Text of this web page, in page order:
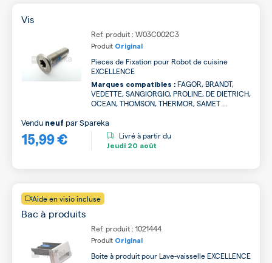
Vis
Ref. produit : W03C002C3
Produit Original
Pieces de Fixation pour Robot de cuisine
EXCELLENCE
Marques compatibles : FAGOR, BRANDT,
VEDETTE, SANGIORGIO, PROLINE, DE DIETRICH,
OCEAN, THOMSON, THERMOR, SAMET ...
15,99 €
Vendu neuf parSpareka
Livré à partir du
Jeudi 20 août
Aide en visio incluse
Bac à produits
Ref. produit : 1021444
Produit Original
Boite à produit pour Lave-vaisselle EXCELLENCE